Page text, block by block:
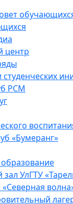
центр
РСМ
«Бумеранг»
УлГТУ